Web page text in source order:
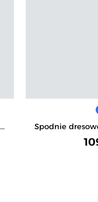
Spodnie
z